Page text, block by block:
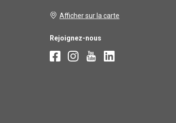
Afficher sur la carte
Rejoignez-nous